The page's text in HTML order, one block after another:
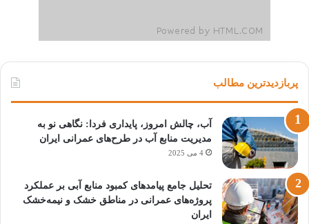
پربازدیدترین مطالب
آب، چالش امروز، پایداری فردا: نگاهی نو به
مدیریت منابع آب در طرح‌های عمرانی ایران
4 می 2025
تحلیل جامع پیامدهای کمبود منابع آبی بر عملکرد
پروژه‌های عمرانی در مناطق خشک و نیمه‌خشک
ایران